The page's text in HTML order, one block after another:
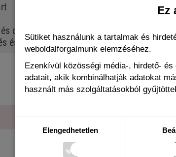
Ez
Sütiket használunk a tartalmak és
weboldalforgalmunk elemzéséhez.
Ezenkívül közösségi média-, hirdető-
adatait, akik kombinálhatják adatokat
használt más szolgáltatásokból
Elengedhetetlen
csúszós felületeken való járkáláshoz)
és zuhanyozás közben)